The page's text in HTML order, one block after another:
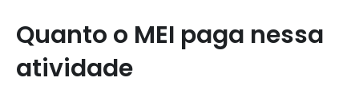
Quanto o MEI paga nessa
atividade